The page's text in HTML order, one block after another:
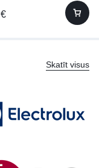
€
Skatīt visus